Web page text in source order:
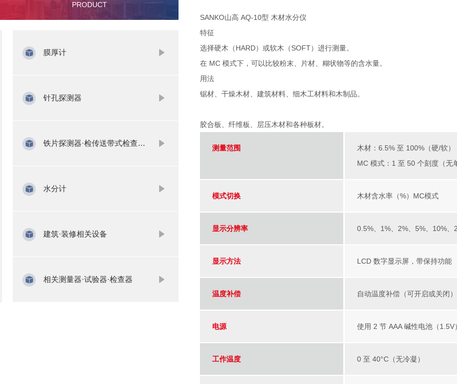
PRODUCT
膜厚计
针孔探测器
铁片探测器·检传送带式检查针机
水分计
建筑·装修相关设备
相关测量器·试验器·检查器
SANKO山高 AQ-10型 木材水分仪
特征
选择硬木（HARD）或软木（SOFT）进行测量。
在 MC 模式下，可以比较粉末、片材、糊状物等的含水量。
用法
锯材、干燥木材、建筑材料、细木工材料和木制品。
胶合板、纤维板、层压木材和各种板材。
测量范围
木材：6.5% 至 100%（硬/软）
MC 模式：1 至 50 个刻度（无
模式切换 木材含水率（%）MC模式
显示分辨率 0.5%、1%、2%、5%、10%
显示方法 LCD 数字显示屏，带保持功能
温度补偿 自动温度补偿（可开启或关闭）
电源 使用 2 节 AAA 碱性电池（1.5V
工作温度 0 至 40°C（无冷凝）